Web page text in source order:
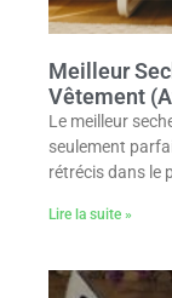
Meilleur
Vêtement
Le meilleur
seulement
rétrécis dans le
Lire la suite »